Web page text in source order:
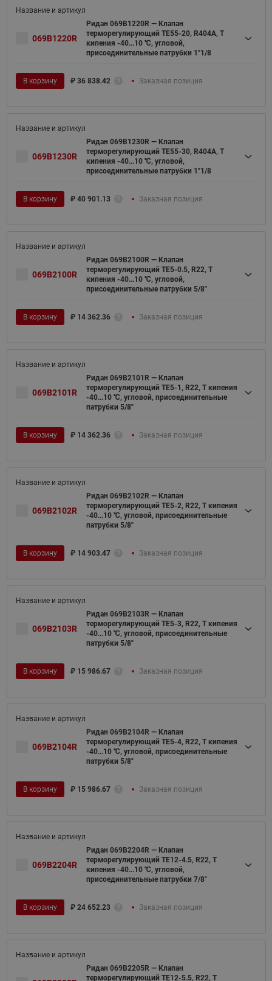
069B1220R
Ридан 069B1220R — Клапан
терморегулирующий TE55-20, R404A, T
кипения -40...10 ℃, угловой,
присоединительные патрубки 1"1/8
В корзину ₽ 36 838.42 Заказная позиция
069B1230R
Ридан 069B1230R — Клапан
терморегулирующий TE55-30, R404A, T
кипения -40...10 ℃, угловой,
присоединительные патрубки 1"1/8
В корзину ₽ 40 901.13 Заказная позиция
069B2100R
Ридан 069B2100R — Клапан
терморегулирующий TE5-0.5, R22, T
кипения -40...10 ℃, угловой,
присоединительные патрубки 5/8"
В корзину ₽ 14 362.36 Заказная позиция
069B2101R
Ридан 069B2101R — Клапан
терморегулирующий TE5-1, R22, T кипения
-40...10 ℃, угловой, присоединительные
патрубки 5/8"
В корзину ₽ 14 362.36 Заказная позиция
069B2102R
Ридан 069B2102R — Клапан
терморегулирующий TE5-2, R22, T кипения
-40...10 ℃, угловой, присоединительные
патрубки 5/8"
В корзину ₽ 14 903.47 Заказная позиция
069B2103R
Ридан 069B2103R — Клапан
терморегулирующий TE5-3, R22, T кипения
-40...10 ℃, угловой, присоединительные
патрубки 5/8"
В корзину ₽ 15 986.67 Заказная позиция
069B2104R
Ридан 069B2104R — Клапан
терморегулирующий TE5-4, R22, T кипения
-40...10 ℃, угловой, присоединительные
патрубки 5/8"
В корзину ₽ 15 986.67 Заказная позиция
069B2204R
Ридан 069B2204R — Клапан
терморегулирующий TE12-4.5, R22, T
кипения -40...10 ℃, угловой,
присоединительные патрубки 7/8"
В корзину ₽ 24 652.23 Заказная позиция
Ридан 069B2205R — Клапан
терморегулирующий TE12-5.5, R22, T